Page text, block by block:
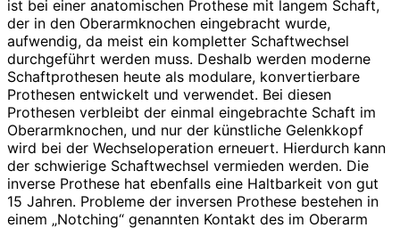
ist bei einer anatomischen Prothese mit langem Schaft,
der in den Oberarmknochen eingebracht wurde,
aufwendig, da meist ein kompletter Schaftwechsel
durchgeführt werden muss. Deshalb werden moderne
Schaftprothesen heute als modulare, konvertierbare
Prothesen entwickelt und verwendet. Bei diesen
Prothesen verbleibt der einmal eingebrachte Schaft im
Oberarmknochen, und nur der künstliche Gelenkkopf
wird bei der Wechseloperation erneuert. Hierdurch kann
der schwierige Schaftwechsel vermieden werden. Die
inverse Prothese hat ebenfalls eine Haltbarkeit von gut
15 Jahren. Probleme der inversen Prothese bestehen in
einem „Notching“ genannten Kontakt des im Oberarm